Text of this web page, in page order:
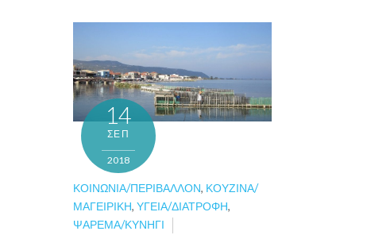
14
ΣΕΠ
2018
ΚΟΙΝΩΝΊΑ/ΠΕΡΙΒΆΛΛΟΝ, ΚΟΥΖΊΝΑ/
ΜΑΓΕΙΡΙΚΉ, ΥΓΕΊΑ/ΔΙΑΤΡΟΦΉ,
ΨΆΡΕΜΑ/ΚΥΝΉΓΙ